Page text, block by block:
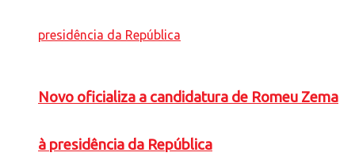
Novo oficializa a candidatura de Romeu Zema
à presidência da República